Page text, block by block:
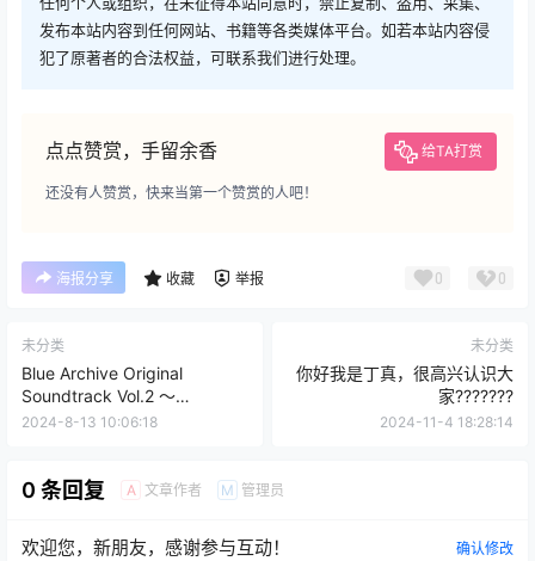
发布本站内容到任何网站、书籍等各类媒体平台。如若本站内容侵
犯了原著者的合法权益，可联系我们进行处理。
点点赞赏，手留余香 给TA打赏
还没有人赞赏，快来当第一个赞赏的人吧！
海报分享 收藏 举报 0 0
未分类
Blue Archive Original
Soundtrack Vol.2 ～
Searching for the unknown
2024-8-13 10:06:18
未分类
你好我是丁真，很高兴认识大
家???????
2024-11-4 18:28:14
0 条回复 A 文章作者 M 管理员
欢迎您，新朋友，感谢参与互动！ 确认修改